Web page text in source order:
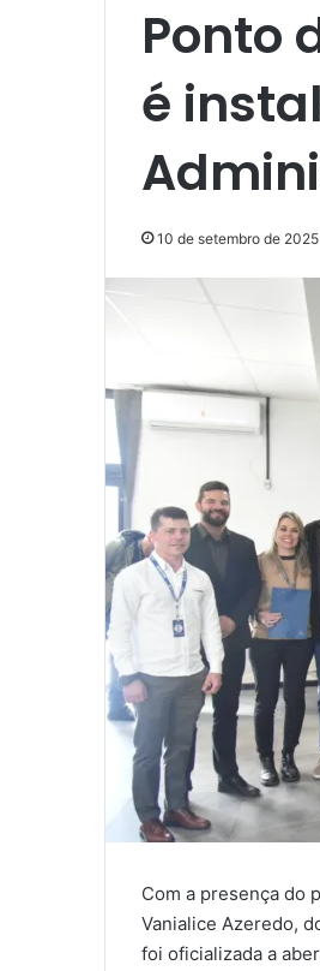
Ponto
é
10 de setembro de 2025
Com a presença do
Vanialice Azeredo,
foi oficializada a